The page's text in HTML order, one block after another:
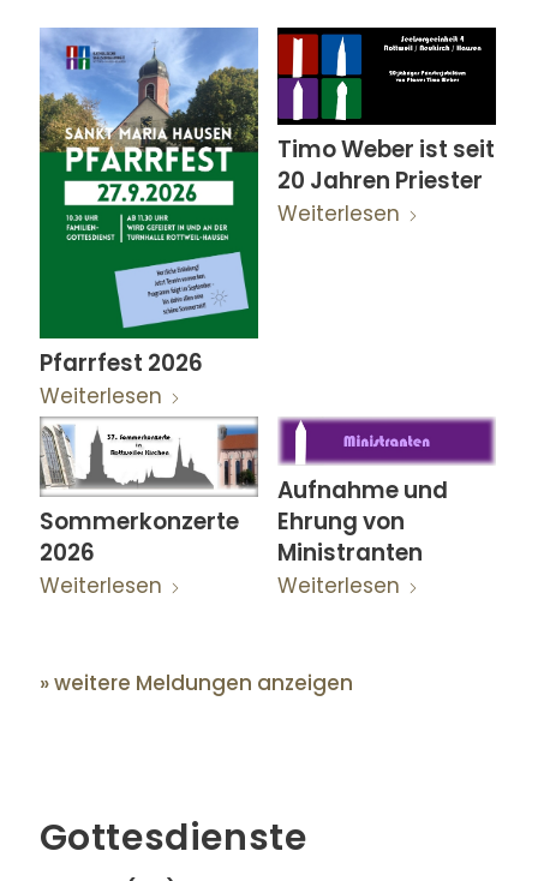
Pfarrfest 2026
Weiterlesen
Timo Weber ist seit
20 Jahren Priester
Weiterlesen
Sommerkonzerte
2026
Weiterlesen
Aufnahme und
Ehrung von
Ministranten
Weiterlesen
» weitere Meldungen anzeigen
Gottesdienste